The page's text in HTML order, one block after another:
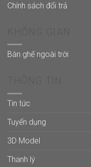
Chính sách đổi trả
Bàn ghế ngoài trời
Tin tức
Tuyển dụng
3D Model
Thanh lý